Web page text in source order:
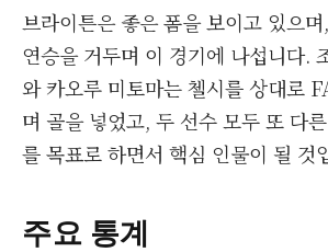
브라이튼은 좋은 폼을 보이고 있으
연승을 거두며 이 경기에 나섭니다.
와 카오루 미토마는 첼시를 상대로
며 골을 넣었고, 두 선수 모두 또 다
를 목표로 하면서 핵심 인물이 될 것
주요 통계